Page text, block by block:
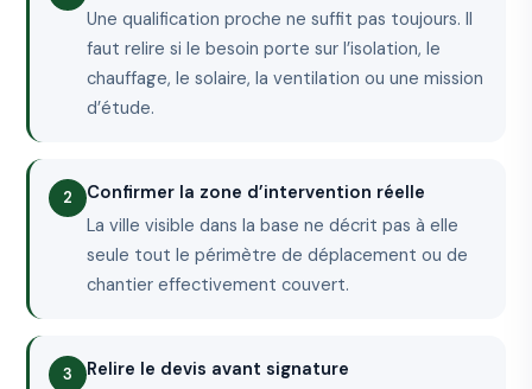
Une qualification proche ne suffit pas toujours. Il
faut relire si le besoin porte sur l’isolation, le
chauffage, le solaire, la ventilation ou une mission
d’étude.
Confirmer la zone d’intervention réelle
La ville visible dans la base ne décrit pas à elle
seule tout le périmètre de déplacement ou de
chantier effectivement couvert.
Relire le devis avant signature